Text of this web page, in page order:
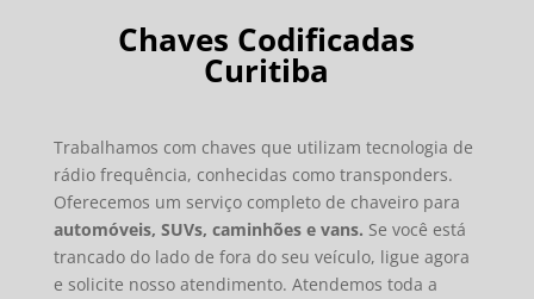
Chaves Codificadas
Curitiba
Trabalhamos com chaves que utilizam tecnologia de
rádio frequência, conhecidas como transponders.
Oferecemos um serviço completo de chaveiro para
automóveis, SUVs, caminhões e vans. Se você está
trancado do lado de fora do seu veículo, ligue agora
e solicite nosso atendimento. Atendemos toda a